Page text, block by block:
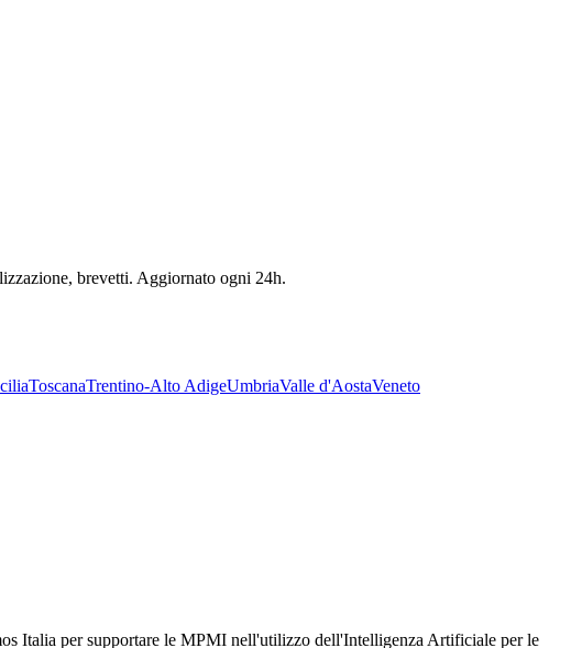
brevetti. Aggiornato ogni 24h.
ToscanaTrentino-Alto AdigeUmbriaValle d'AostaVeneto
Italia per supportare le MPMI nell'utilizzo dell'Intelligenza Artificiale per le